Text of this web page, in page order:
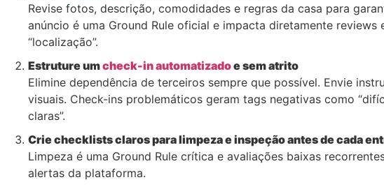
Revise fotos, descrição, comodidades e regras da casa para
anúncio é uma Ground Rule oficial e impacta diretamente reviews
“localização”.
Estruture umcheck-in automatizadoe sem atrito
Elimine dependência de terceiros sempre que possível. Envie
visuais. Check-ins problemáticos geram tags negativas como
claras”.
Crie checklists claros para limpeza e inspeção antes de cada
Limpeza é uma Ground Rule crítica e avaliações baixas
alertas da plataforma.